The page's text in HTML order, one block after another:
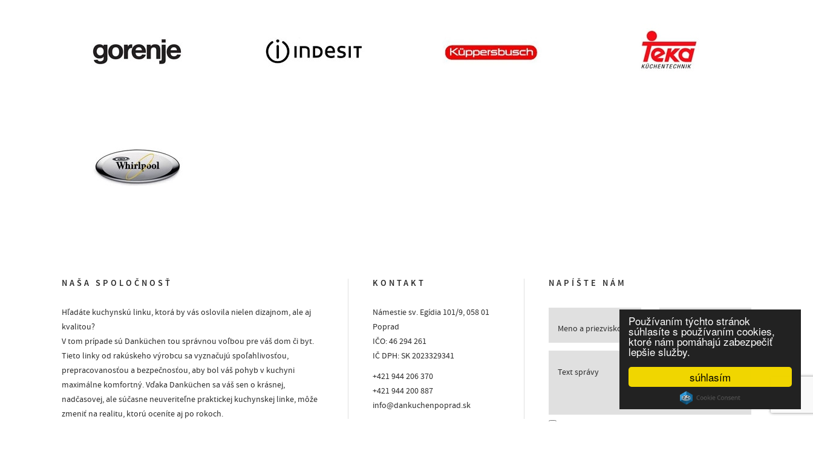
súhlasím
Používaním týchto stránok
súhlasíte s používaním cookies,
ktoré nám pomáhajú zabezpečiť
lepšie služby.
Cookie Consent plugin for the EU cookie law
NAPÍŠTE NÁM
Meno a priezvisko E-mail
Text správy
KONTAKT
Námestie sv. Egídia 101/9, 058 01
Poprad
IČO: 46 294 261
IČ DPH: SK 2023329341
+421 944 206 370
+421 944 200 887
info@dankuchenpoprad.sk
NAŠA SPOLOČNOSŤ
Hľadáte kuchynskú linku, ktorá by vás oslovila nielen dizajnom, ale aj
kvalitou?
V tom prípade sú Danküchen tou správnou voľbou pre váš dom či byt.
Tieto linky od rakúskeho výrobcu sa vyznačujú spoľahlivosťou,
prepracovanosťou a bezpečnosťou, aby bol váš pohyb v kuchyni
maximálne komfortný. Vďaka Danküchen sa váš sen o krásnej,
nadčasovej, ale súčasne neuveriteľne praktickej kuchynskej linke, môže
zmeniť na realitu, ktorú oceníte aj po rokoch.